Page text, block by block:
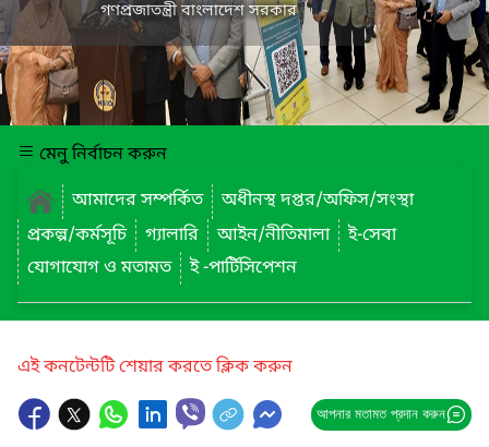
গণপ্রজাতন্ত্রী বাংলাদেশ সরকার
মেনু নির্বাচন করুন
আমাদের সম্পর্কিত
অধীনস্থ দপ্তর/অফিস/সংস্থা
প্রকল্প/কর্মসূচি
গ্যালারি আইন/নীতিমালা
ই-সেবা
যোগাযোগ ও মতামত
ই -পার্টিসিপেশন
এই কনটেন্টটি শেয়ার করতে ক্লিক করুন
আপনার মতামত প্রদান করুন